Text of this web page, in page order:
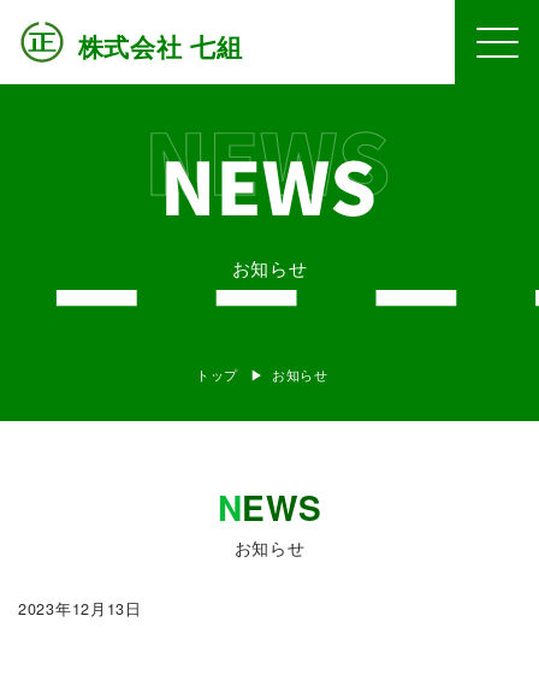
株式会社 七組
お知らせ
トップ お知らせ
NEWS
お知らせ
2023年12月13日